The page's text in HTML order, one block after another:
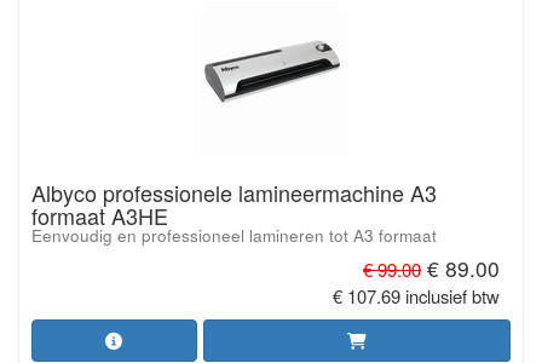
Albyco professionele lamineermachine A3
formaat A3HE
Eenvoudig en professioneel lamineren tot A3 formaat
€ 99.00 € 89.00
€ 107.69 inclusief btw